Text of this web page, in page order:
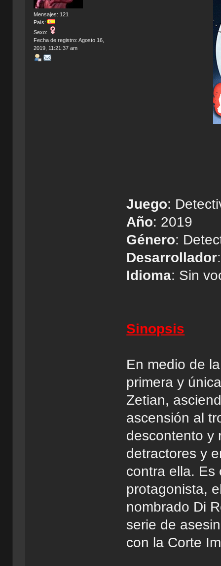
Mensajes: 121
País:
Sexo:
Fecha de registro: Agosto 16,
2019, 11:21:37 am
Juego:
Año: 2019
Género:
Desarrollador
Idioma: Sin
Sinopsis
En medio de
primera y
Zetian,
ascensión al
descontento y
detractores y
contra ella. Es
protagonista,
nombrado Di
serie de
con la Corte